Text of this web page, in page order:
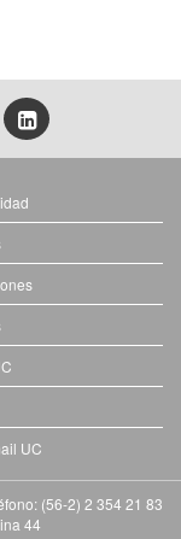
UC
(56-2) 2 354 21 83
44